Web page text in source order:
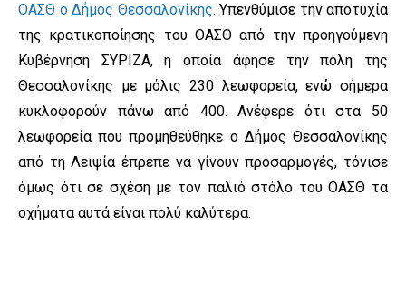
ΟΑΣΘ ο Δήμος Θεσσαλονίκης. Υπενθύμισε την αποτυχία
της κρατικοποίησης του ΟΑΣΘ από την προηγούμενη
Κυβέρνηση ΣΥΡΙΖΑ, η οποία άφησε την πόλη της
Θεσσαλονίκης με μόλις 230 λεωφορεία, ενώ σήμερα
κυκλοφορούν πάνω από 400. Ανέφερε ότι στα 50
λεωφορεία που προμηθεύθηκε ο Δήμος Θεσσαλονίκης
από τη Λειψία έπρεπε να γίνουν προσαρμογές, τόνισε
όμως ότι σε σχέση με τον παλιό στόλο του ΟΑΣΘ τα
οχήματα αυτά είναι πολύ καλύτερα.